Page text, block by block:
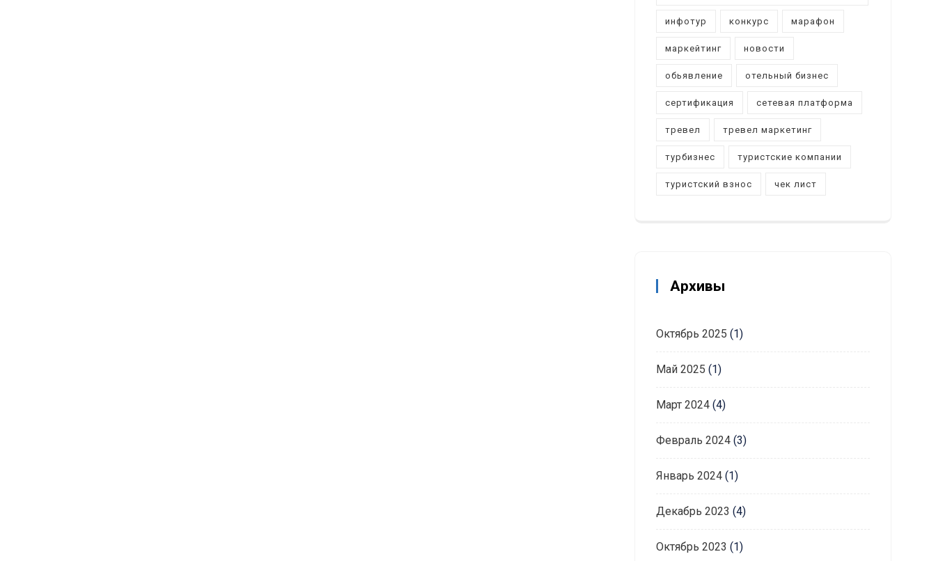
инфотур конкурс марафон
маркейтинг новости
обьявление отельный бизнес
сертификация сетевая платформа
тревел тревел маркетинг
турбизнес туристские компании
туристский взнос чек лист
Архивы
Октябрь 2025 (1)
Май 2025 (1)
Март 2024(4)
Февраль 2024(3)
Январь 2024(1)
Декабрь 2023 (4)
Октябрь 2023 (1)